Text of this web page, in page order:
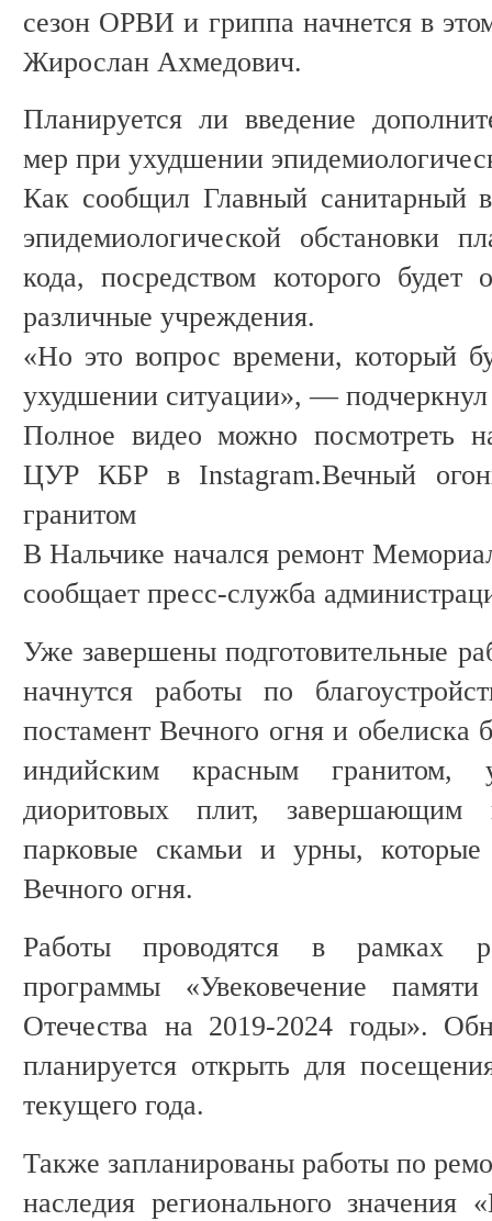
сезон ОРВИ и гриппа начнется в
Жирослан Ахмедович.
Планируется ли введение
мер при ухудшении
Как сообщил Главный санитарный
эпидемиологической обстановки
кода, посредством которого будет
различные учреждения.
«Но это вопрос времени, который
ухудшении ситуации», —
Полное видео можно посмотреть
ЦУР КБР в Instagram.Вечный
гранитом
В Нальчике начался ремонт
сообщает пресс-служба
Уже завершены подготовительные
начнутся работы по
постамент Вечного огня и обелиска
индийским красным гранитом,
диоритовых плит, завершающим
парковые скамьи и урны,
Вечного огня.
Работы проводятся в рамках
программы «Увековечение
Отечества на 2019-2024 годы».
планируется открыть для
текущего года.
Также запланированы работы по
наследия регионального значения